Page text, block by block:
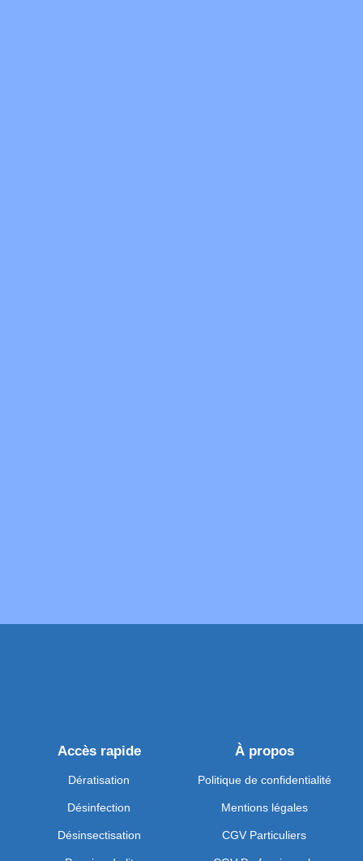
Accès rapide
Dératisation
Désinfection
Désinsectisation
À propos
Politique de confidentialité
Mentions légales
CGV Particuliers